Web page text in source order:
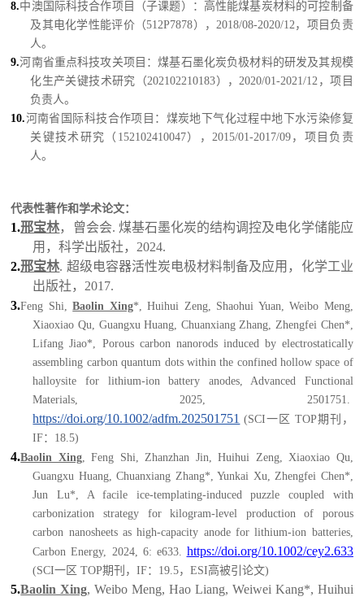
8.中澳国际科技合作项目（子课题）：高性能煤基炭材料的可控制备
及其电化学性能评价（512P7878），2018/08-2020/12， 项目负责
人。
9.河南省重点科技攻关项目：煤基石墨化炭负极材料的研发及其规模
化生产关键技术研究（202102210183），2020/01-2021/12，项目
负责人。
10.河南省国际科技合作项目：煤炭地下气化过程中地下水污染修复
关键技术研究（152102410047），2015/01-2017/09，项目负责
人。
代表性著作和学术论文：
1.邢宝林，曾会会. 煤基石墨化炭的结构调控及电化学储能应
用，科学出版社，2024.
2.邢宝林. 超级电容器活性炭电极材料制备及应用，化学工业
出版社，2017.
3.Feng Shi,Baolin Xing*, Huihui Zeng, Shaohui Yuan, Weibo Meng,
Xiaoxiao Qu, Guangxu Huang, Chuanxiang Zhang, Zhengfei Chen*,
Lifang Jiao*, Porous carbon nanorods induced by electrostatically
assembling carbon quantum dots within the confined hollow space of
halloysite for lithium-ion battery anodes, Advanced Functional
Materials, 2025, 2501751.
https://doi.org/10.1002/adfm.202501751 (SCI一区 TOP期刊，
IF：18.5)
4.Baolin Xing, Feng Shi, Zhanzhan Jin, Huihui Zeng, Xiaoxiao Qu,
Guangxu Huang, Chuanxiang Zhang*, Yunkai Xu, Zhengfei Chen*,
Jun Lu*, A facile ice-templating-induced puzzle coupled with
carbonization strategy for kilogram-level production of porous
carbon nanosheets as high-capacity anode for lithium-ion batteries,
Carbon Energy, 2024, 6: e633. https://doi.org/10.1002/cey2.633
(SCI一区 TOP期刊，IF：19.5，ESI高被引论文)
5.Baolin Xing, Weibo Meng, Hao Liang, Weiwei Kang*, Huihui